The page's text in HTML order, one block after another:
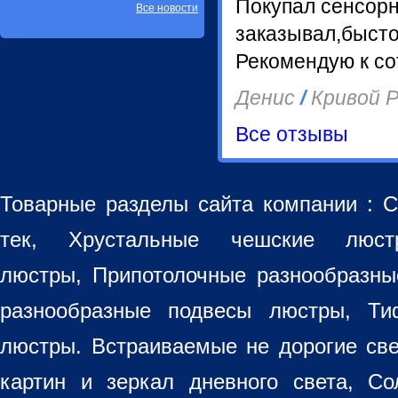
Покупал
Рекомендую к
Денис/Кривой
Все отзывы
Все новости
Товарные разделы сайта компании :
тек, Хрустальные чешские
люстры, Припотолочные
разнообразные подвесы люстры,
люстры. Встраиваемые не дорогие
картин и зеркал дневного света,